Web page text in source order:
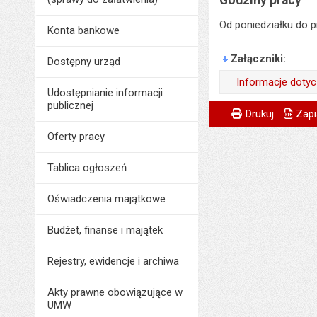
Konta bankowe
Dostępny urząd
Udostępnianie informacji
publicznej
Oferty pracy
Tablica ogłoszeń
Oświadczenia majątkowe
Budżet, finanse i majątek
Rejestry, ewidencje i archiwa
Akty prawne obowiązujące w
UMW
Od poniedziałku do
Załączniki
Informacje
Odpowiedzialny za
Data wytworzenia:
Metryczka
Odpowiedzialny
Powiadom
Drukuj